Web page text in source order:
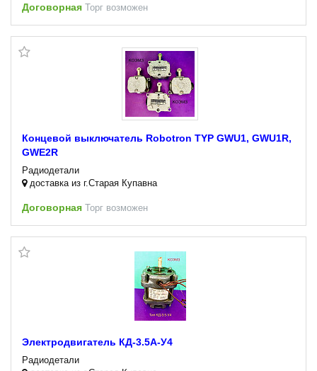
Договорная Торг возможен
Концевой выключатель Robotron TYP GWU1, GWU1R,
GWE2R
Радиодетали
доставка из г.Старая Купавна
Договорная Торг возможен
Электродвигатель КД-3.5А-У4
Радиодетали